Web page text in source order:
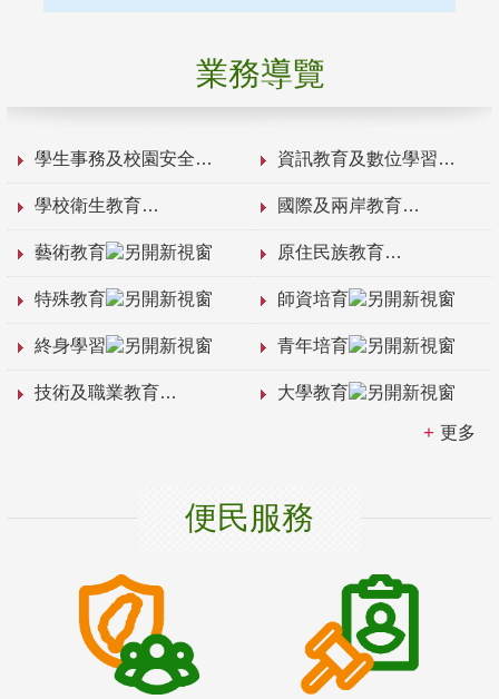
業務導覽
學生事務及校園安全 資訊教育及數位學習
學校衛生教育 國際及兩岸教育
藝術教育 原住民族教育
特殊教育 師資培育
終身學習 青年培育
技術及職業教育 大學教育
更多
便民服務